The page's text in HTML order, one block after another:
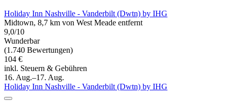
Holiday Inn Nashville - Vanderbilt (Dwtn) by IHG
Midtown, 8,7 km von West Meade entfernt
9,0/10
Wunderbar
(1.740 Bewertungen)
104 €
inkl. Steuern & Gebühren
16. Aug.–17. Aug.
Holiday Inn Nashville - Vanderbilt (Dwtn) by IHG